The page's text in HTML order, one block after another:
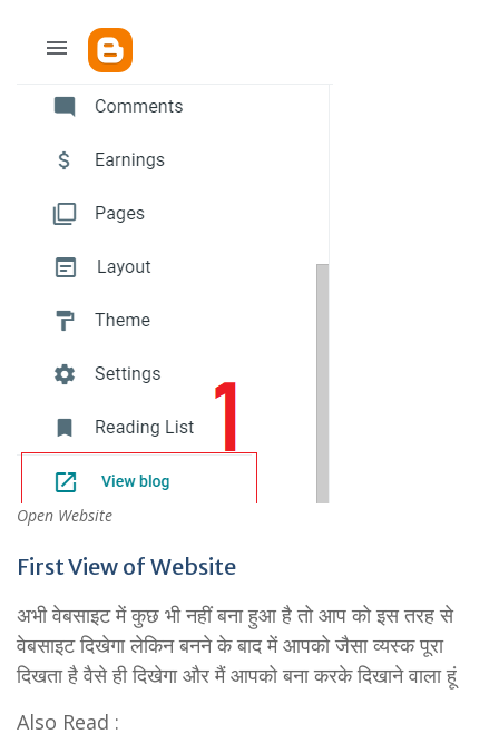
Open Website
First View of Website
अभी वेबसाइट में कुछ भी नहीं बना हुआ है तो आप को इस तरह से
वेबसाइट दिखेगा लेकिन बनने के बाद में आपको जैसा व्यस्क पूरा
दिखता है वैसे ही दिखेगा और मैं आपको बना करके दिखाने वाला हूं
Also Read :